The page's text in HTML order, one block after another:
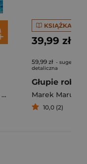
KSIĄŻKA
39,99 zł
59,99 zł -
detaliczna
Marek
10,0 (2)